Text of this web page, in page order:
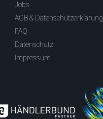
Jobs
AGB & Datenschutzerklärung
FAQ
Datenschutz
Impressum